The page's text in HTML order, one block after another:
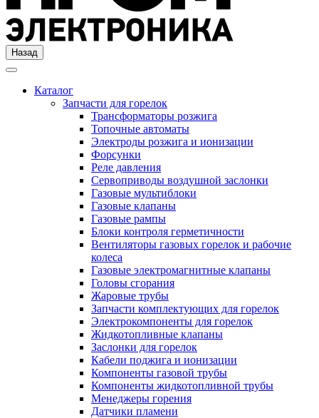
Назад
Каталог
Запчасти для горелок
Трансформаторы розжига
Топочные автоматы
Электроды розжига и ионизации
Форсунки
Реле давления
Сервоприводы воздушной заслонки
Газовые мультиблоки
Газовые клапаны
Газовые рампы
Блоки контроля герметичности
Вентиляторы газовых горелок и рабочие
колеса
Газовые электромагнитные клапаны
Головы сгорания
Жаровые трубы
Запчасти комплектующих для горелок
Электрокомпоненты для горелок
Жидкотопливные клапаны
Заслонки для горелок
Кабели поджига и ионизации
Компоненты газовой трубы
Компоненты жидкотопливной трубы
Менеджеры горения
Датчики пламени